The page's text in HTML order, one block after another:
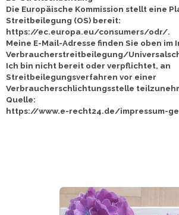
Die Europäische Kommission stellt eine
Streitbeilegung (OS) bereit:
https://ec.europa.eu/consumers/odr/.
Meine E-Mail-Adresse finden Sie oben im
Verbraucherstreitbeilegung/
Ich bin nicht bereit oder verpflichtet, an
Streitbeilegungsverfahren vor einer
Verbraucherschlichtungsstelle
Quelle:
https://www.e-recht24.de/impressum-